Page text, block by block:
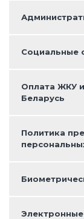
Социальные
Оплата ЖКУ
Беларусь
Политика